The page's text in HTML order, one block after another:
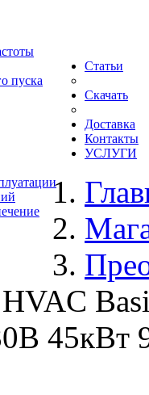
пуска
Статьи
Скачать
Доставка
Контакты
УСЛУГИ
45кВт